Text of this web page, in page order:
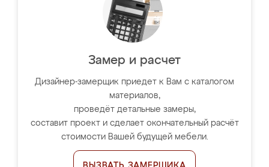
Замер и расчет
Дизайнер-замерщик приедет к Вам с каталогом
материалов,
проведёт детальные замеры,
составит проект и сделает окончательный расчёт
стоимости Вашей будущей мебели.